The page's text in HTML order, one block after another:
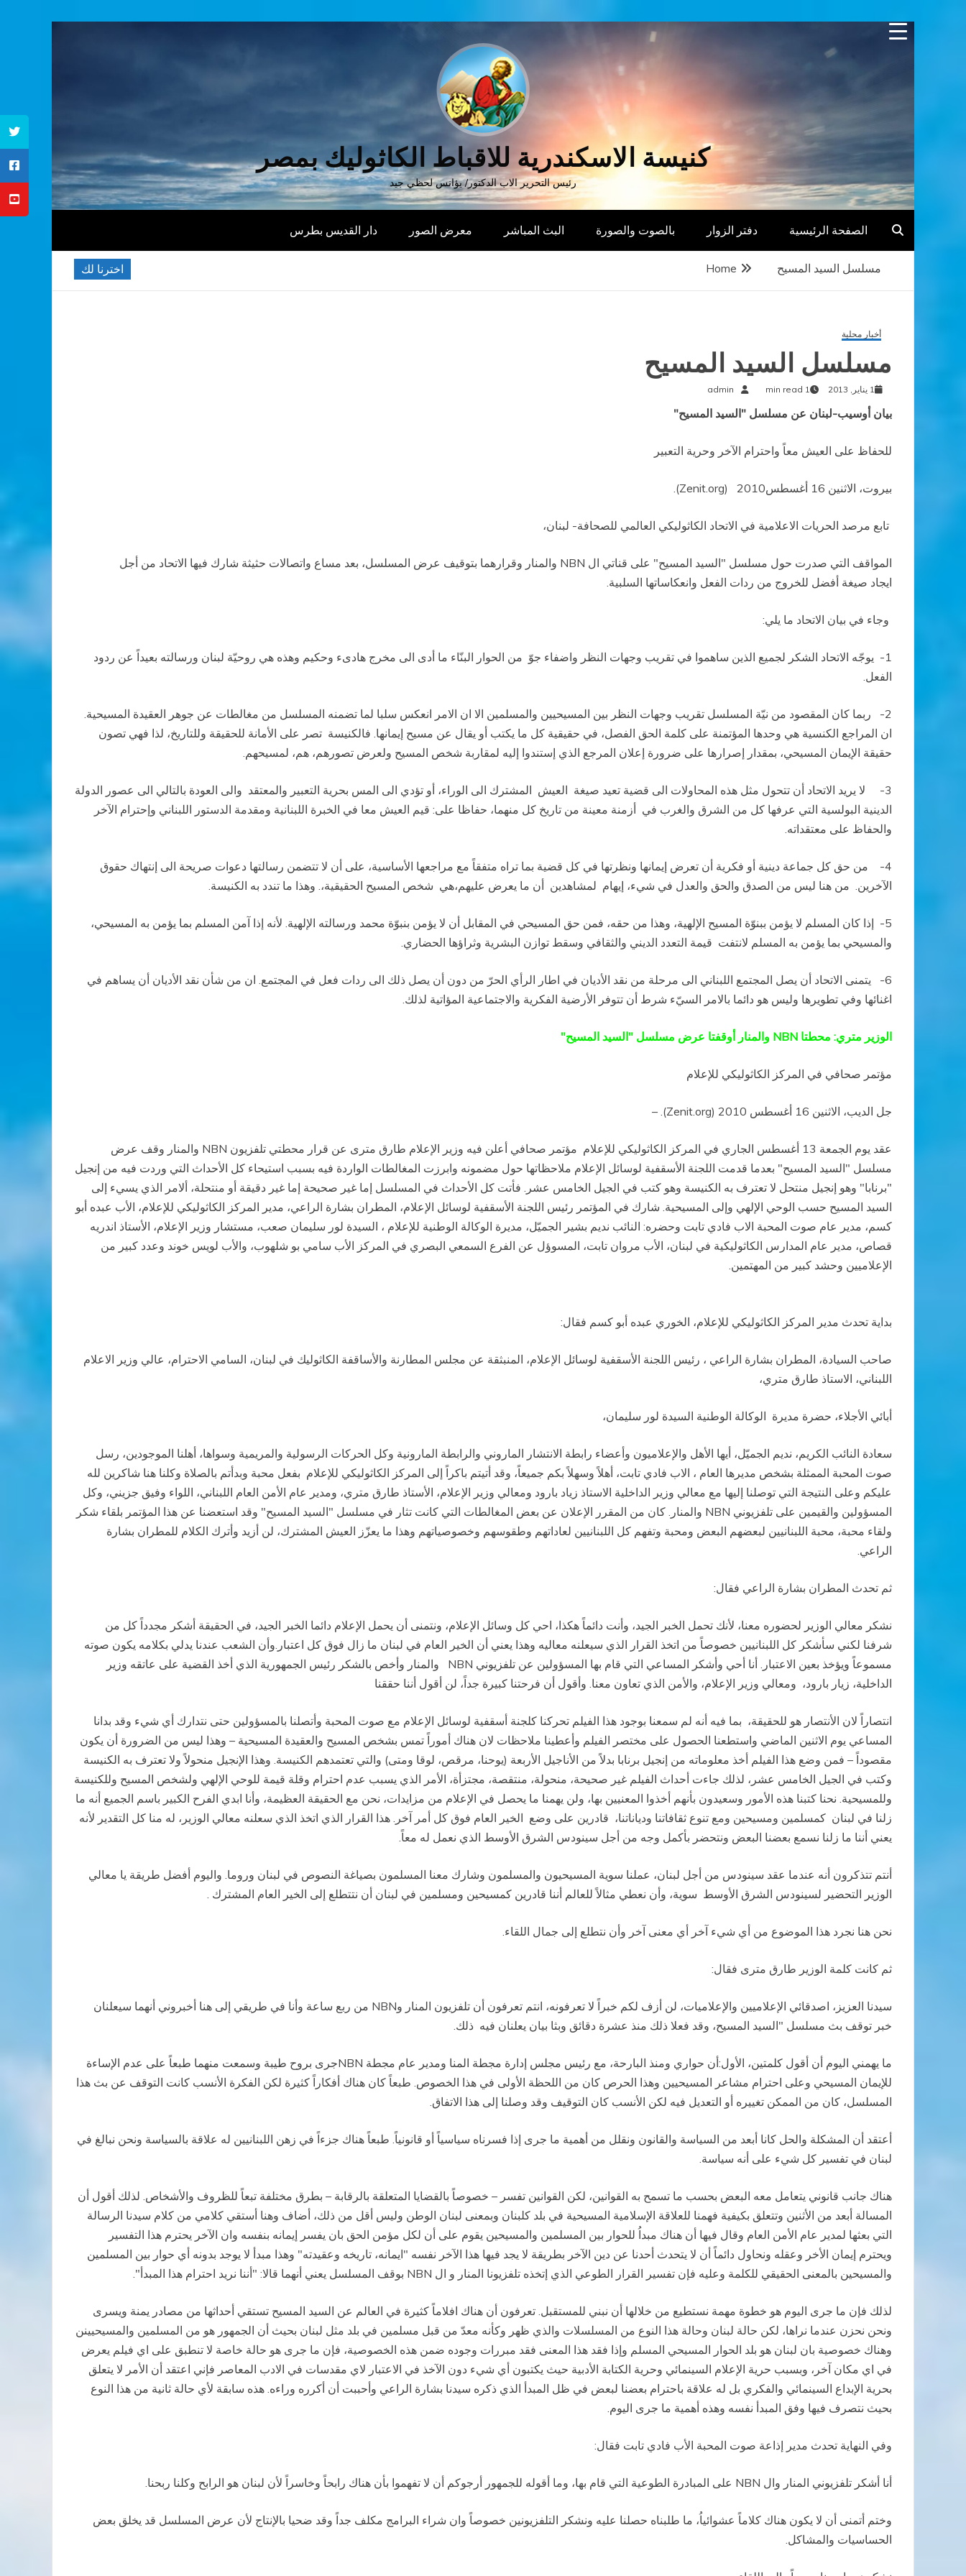
Skip
كنيسة الاسكندرية للاقباط الكاثوليك بمصر
رئيس التحرير الاب الدكتور/ يؤانس لحظي جيد
الصفحة الرئيسية دفتر الزوار بالصوت والصورة البث المباشر معرض الصور دار القديس بطرس
اخترنا لك Home مسلسل السيد المسيح
أخبار محلية
مسلسل السيد المسيح
1 يناير, 2013 1 min read
admin
بيان أوسيب-لبنان عن مسلسل "السيد المسيح"
للحفاظ على العيش معاً واحترام الآخر وحرية التعبير
بيروت، الاثنين 16 أغسطس2010 (
Zenit.org
).
تابع مرصد الحريات الاعلامية في الاتحاد الكاثوليكي العالمي للصحافة- لبنان،
المواقف التي صدرت حول مسلسل "السيد المسيح" على قناتي ال والمنار وقرارهما بتوقيف عرض المسلسل، بعد مساع واتصالات حثيثة شارك فيها الاتحاد من أجل
ايجاد صيغة أفضل للخروج من ردات الفعل وانعكاساتها السلبية.
وجاء في بيان الاتحاد ما يلي:
1- يوجّه الاتحاد الشكر لجميع الذين ساهموا في تقريب وجهات النظر واضفاء جوّ من الحوار البنّاء ما أدى الى مخرج هادىء وحكيم وهذه هي روحيّة لبنان ورسالته بعيداً عن ردود
الفعل.
2- ربما كان المقصود من نيّة المسلسل تقريب وجهات النظر بين المسيحيين والمسلمين الا ان الامر انعكس سلبا لما تضمنه المسلسل من مغالطات عن جوهر العقيدة المسيحية.
ان المراجع الكنسية هي وحدها المؤتمنة على كلمة الحق الفصل، في حقيقية كل ما يكتب أو يقال عن مسيح إيمانها. فالكنيسة تصر على الأمانة للحقيقة وللتاريخ، لذا فهي تصون
حقيقة الإيمان المسيحي، بمقدار إصرارها على ضرورة إعلان المرجع الذي إستندوا إليه لمقاربة شخص المسيح ولعرض تصورهم، هم، لمسيحهم.
3- لا يريد الاتحاد أن تتحول مثل هذه المحاولات الى قضية تعيد صيغة العيش المشترك الى الوراء، أو تؤدي الى المس بحرية التعبير والمعتقد والى العودة بالتالي الى عصور الدولة
الدينية البولسية التي عرفها كل من الشرق والغرب في أزمنة معينة من تاريخ كل منهما، حفاظا على: قيم العيش معا في الخبرة اللبنانية ومقدمة الدستور اللبناني وإحترام الآخر
والحفاظ على معتقداته.
4- من حق كل جماعة دينية أو فكرية أن تعرض إيمانها ونظرتها في كل قضية بما تراه متفقاً مع مراجعها الأساسية، على أن لا تتضمن رسالتها دعوات صريحة الى إنتهاك حقوق
الآخرين. من هنا ليس من الصدق والحق والعدل في شيء، إيهام لمشاهدين أن ما يعرض عليهم،هي شخص المسيح الحقيقية،. وهذا ما تندد به الكنيسة.
5- إذا كان المسلم لا يؤمن ببنوّة المسيح الإلهية، وهذا من حقه، فمن حق المسيحي في المقابل أن لا يؤمن بنبوّة محمد ورسالته الإلهية. لأنه إذا آمن المسلم بما يؤمن به المسيحي،
والمسيحي بما يؤمن به المسلم لانتفت قيمة التعدد الديني والثقافي وسقط توازن البشرية وثراؤها الحضاري.
6- يتمنى الاتحاد أن يصل المجتمع اللبناني الى مرحلة من نقد الأديان في اطار الرأي الحرّ من دون أن يصل ذلك الى ردات فعل في المجتمع. ان من شأن نقد الأديان أن يساهم في
اغنائها وفي تطويرها وليس هو دائما بالامر السيّء شرط أن تتوفر الأرضية الفكرية والاجتماعية المؤاتية لذلك.
الوزير متري: محطتا والمنار أوقفتا عرض مسلسل "السيد المسيح"
مؤتمر صحافي في المركز الكاثوليكي للإعلام
جل الديب، الاثنين 16 أغسطس 2010 (
Zenit.org
). –
عقد يوم الجمعة 13 أغسطس الجاري في المركز الكاثوليكي للإعلام مؤتمر صحافي أعلن فيه وزير الإعلام طارق مترى عن قرار محطتي تلفزيون
والمنار وقف عرض
مسلسل "السيد المسيح" بعدما قدمت اللجنة الأسقفية لوسائل الإعلام ملاحظاتها حول مضمونه وابرزت المغالطات الواردة فيه بسبب استيحاء كل الأحداث التي وردت فيه من إنجيل
"برنابا" وهو إنجيل منتحل لا تعترف به الكنيسة وهو كتب في الجيل الخامس عشر. فأتت كل الأحداث في المسلسل إما غير صحيحة إما غير دقيقة أو منتحلة، ألامر الذي يسيء إلى
السيد المسيح حسب الوحي الإلهي وإلى المسيحية. شارك في المؤتمر رئيس اللجنة الأسقفية لوسائل الإعلام، المطران بشارة الراعي، مدير المركز الكاثوليكي للإعلام، الأب عبده أبو
كسم، مدير عام صوت المحبة الاب فادي تابت وحضره: النائب نديم بشير الجميّل، مديرة الوكالة الوطنية للإعلام ، السيدة لور سليمان صعب، مستشار وزير الإعلام، الأستاذ اندريه
قصاص، مدير عام المدارس الكاثوليكية في لبنان، الأب مروان تابت، المسوؤل عن الفرع السمعي البصري في المركز الأب سامي بو شلهوب، والأب لويس خوند وعدد كبير من
الإعلاميين وحشد كبير من المهتمين.
بداية تحدث مدير المركز الكاثوليكي للإعلام، الخوري عبده أبو كسم فقال:
صاحب السيادة، المطران بشارة الراعي ، رئيس اللجنة الأسقفية لوسائل الإعلام، المنبثقة عن مجلس المطارنة والأساقفة الكاثوليك في لبنان، السامي الاحترام، عالي وزير الاعلام
اللبناني، الاستاذ طارق متري،
أبائي الأجلاء، حضرة مديرة الوكالة الوطنية السيدة لور سليمان،
سعادة النائب الكريم، نديم الجميّل، أيها الأهل والإعلاميون وأعضاء رابطة الانتشار الماروني والرابطة المارونية وكل الحركات الرسولية والمريمية وسواها، أهلنا الموجودين، رسل
صوت المحبة الممثلة بشخص مديرها العام ، الاب فادي تابت، أهلاً وسهلاً بكم جميعاً، وقد أتيتم باكراً إلى المركز الكاثوليكي للإعلام بفعل محبة وبدأتم بالصلاة وكلنا هنا شاكرين لله
عليكم وعلى النتيجة التي توصلنا إليها مع معالي وزير الداخلية الاستاذ زياد بارود ومعالي وزير الإعلام، الأستاذ طارق متري، ومدير عام الأمن العام اللبناني، اللواء وفيق جزيني، وكل
المسؤولين والقيمين على تلفزيوني
والمنار. كان من المقرر الإعلان عن بعض المغالطات التي كانت تثار في مسلسل "السيد المسيح" وقد استعضنا عن هذا المؤتمر بلقاء شكر
ولقاء محبة، محبة اللبنانيين لبعضهم البعض ومحبة وتفهم كل اللبنانيين لعاداتهم وطقوسهم وخصوصياتهم وهذا ما يعزّز العيش المشترك، لن أزيد وأترك الكلام للمطران بشارة
الراعي.
ثم تحدث المطران بشارة الراعي فقال:
نشكر معالي الوزير لحضوره معنا، لأنك تحمل الخبر الجيد، وأنت دائماً هكذا، احي كل وسائل الإعلام، ونتمنى أن يحمل الإعلام دائما الخبر الجيد، في الحقيقة أشكر مجدداً كل من
شرفنا لكني سأشكر كل اللبنانيين خصوصاً من اتخذ القرار الذي سيعلنه معاليه وهذا يعني أن الخير العام في لبنان ما زال فوق كل اعتبار.وأن الشعب عندنا يدلي بكلامه يكون صوته
مسموعاً ويؤخذ بعين الاعتبار. أنا أحي وأشكر المساعي التي قام بها المسؤولين عن تلفزيوني
والمنار وأخص بالشكر رئيس الجمهورية الذي أخذ القضية على عاتقه وزير
الداخلية، زيار بارود، ومعالي وزير الإعلام، والأمن الذي تعاون معنا. وأقول أن فرحتنا كبيرة جداً، لن أقول أننا حققنا
انتصاراً لان الأنتصار هو للحقيقة، بما فيه أنه لم سمعنا بوجود هذا الفيلم تحركنا كلجنة أسقفية لوسائل الإعلام مع صوت المحبة وأتصلنا بالمسؤولين حتى نتدارك أي شيء وقد بدانا
المساعي يوم الاثنين الماضي واستطعنا الحصول على مختصر الفيلم وأعطينا ملاحظات لان هناك أموراً تمس بشخص المسيح والعقيدة المسيحية – وهذا ليس من الضرورة أن يكون
مقصوداً – فمن وضع هذا الفيلم أخذ معلوماته من إنجيل برنابا بدلاً من الأناجيل الأربعة (يوحنا، مرقص، لوقا ومتى) والتي تعتمدهم الكنيسة. وهذا الإنجيل منحولاً ولا تعترف به الكنيسة
وكتب في الجيل الخامس عشر، لذلك جاءت أحداث الفيلم غير صحيحة، منحولة، منتقصة، مجتزأة، الأمر الذي يسبب عدم احترام وقلة قيمة للوحي الإلهي ولشخص المسيح وللكنيسة
وللمسيحية. نحنا كتبنا هذه الأمور وسعيدون بأنهم أخذوا المعنيين بها، ولن يهمنا ما يحصل في الإعلام من مزايدات، نحن مع الحقيقة العظيمة، وأنا ابدي الفرح الكبير باسم الجميع أنه ما
زلنا في لبنان كمسلمين ومسيحين ومع تنوع ثقافاتنا ودياناتنا، قادرين على وضع الخير العام فوق كل أمر آخر. هذا القرار الذي اتخذ الذي سعلنه معالي الوزير، له منا كل التقدير لأنه
يعني أننا ما زلنا نسمع بعضنا البعض ونتحضر بأكمل وجه من أجل سينودس الشرق الأوسط الذي نعمل له معاً.
أنتم تتذكرون أنه عندما عقد سينودس من أجل لبنان، عملنا سوية المسيحيون والمسلمون وشارك معنا المسلمون بصياغة النصوص في لبنان وروما. واليوم أفضل طريقة يا معالي
الوزير التحضير لسينودس الشرق الأوسط سوية، وأن نعطي مثالاً للعالم أننا قادرين كمسيحين ومسلمين في لبنان أن نتتطلع إلى الخير العام المشترك .
نحن هنا نجرد هذا الموضوع من أي شيء آخر أي معنى آخر وأن نتطلع إلى جمال اللقاء.
ثم كانت كلمة الوزير طارق مترى فقال:
سيدنا العزيز، اصدقائي الإعلاميين والإعلاميات، لن أزف لكم خبراً لا تعرفونه، انتم تعرفون أن تلفزيون المنار وNBN من ربع ساعة وأنا في طريقي إلى هنا أخبروني أنهما سيعلنان
خبر توقف بث مسلسل "السيد المسيح، وقد فعلا ذلك منذ عشرة دقائق وبثا بيان يعلنان فيه ذلك.
ما يهمني اليوم أن أقول كلمتين، الأول:أن حواري ومنذ البارحة، مع رئيس مجلس إدارة مجطة المنا ومدير عام مجطة
جرى بروح طيبة وسمعت منهما طبعاً على عدم الإساءة
للإيمان المسيحي وعلى احترام مشاعر المسيحيين وهذا الحرص كان من اللحظة الأولى في هذا الخصوص. طبعاً كان هناك أفكاراً كثيرة لكن الفكرة الأنسب كانت التوقف عن بث هذا
المسلسل، كان من الممكن تغييره أو التعديل فيه لكن الأنسب كان التوقيف وقد وصلنا إلى هذا الاتفاق.
أعتقد أن المشكلة والحل كانا أبعد من السياسة والقانون ونقلل من أهمية ما جرى إذا فسرناه سياسياً أو قانونياً. طبعاً هناك جزءاً في زهن اللبنانيين له علاقة بالسياسة ونحن نبالغ في
لبنان في تفسير كل شيء على أنه سياسة.
هناك جانب قانوني يتعامل معه البعض بحسب ما تسمح به القوانين، لكن القوانين تفسر – خصوصاً بالقضايا المتعلقة بالرقابة – بطرق مختلفة تبعاً للظروف والأشخاص. لذلك أقول أن
المسالة أبعد من الأثنين وتتعلق بكيفية فهمنا للعلاقة الإسلامية المسيحية في بلد كلبنان وبمعنى لبنان الوطن وليس أقل من ذلك، أضاف وهنا أستقي كلامي من كلام سيدنا الرسالة
التي بعثها لمدير عام الأمن العام وقال فيها أن هناك مبداُ للحوار بين المسلمين والمسيحين يقوم على أن لكل مؤمن الحق بان يفسر إيمانه بنفسه وان الآخر يحترم هذا التفسير
ويحترم إيمان الأخر وعقله ونحاول دائماً أن لا يتحدث أحدنا عن دين الآخر بطريقة لا يجد فيها هذا الآخر نفسه "ايمانه، تاريخه وعقيدته" وهذا مبدأ لا يوجد بدونه أي حوار بين المسلمين
والمسيحين بالمعنى الحقيقي للكلمة وعليه فإن تفسير القرار الطوعي الذي إتخذه تلفزيونا المنار و ال
بوقف المسلسل يعني أنهما قالا: "أننا نريد احترام هذا المبدأ".
لذلك فإن ما جرى اليوم هو خطوة مهمة نستطيع من خلالها أن نبني للمستقبل. تعرفون أن هناك افلاماً كثيرة في العالم عن السيد المسيح تستقي أحداثها من مصادر يمنة ويسرى
ونحن نحزن عندما نراها، لكن حالة لبنان وحالة هذا النوع من المسلسلات والذي ظهر وكأنه معدّ من قبل مسلمين في بلد مثل لبنان بحيث أن الجمهور هو من المسلمين والمسيحيينن
وهناك خصوصية بان لبنان هو بلد الحوار المسيحي المسلم وإذا فقد هذا المعنى فقد مبررات وجوده ضمن هذه الخصوصية، فإن ما جرى هو حالة خاصة لا تنطبق على اي فيلم يعرض
في اي مكان آخر، وبسبب حرية الإعلام السينمائي وحرية الكتابة الأدبية حيث يكتبون أي شيء دون الآخذ في الاعتبار لاي مقدسات في الادب المعاصر فإني اعتقد أن الأمر لا يتعلق
بحرية الإبداع السينمائي والفكري بل له علاقة باحترام بعضنا لبعض في ظل المبدأ الذي ذكره سيدنا بشارة الراعي وأحببت أن أكرره وراءه. هذه سابقة لأي حالة ثانية من هذا النوع
بحيث نتصرف فيها وفق المبدأ نفسه وهذه أهمية ما جرى اليوم.
وفي النهاية تحدث مدير إذاعة صوت المحبة الأب فادي تابت فقال:
أنا أشكر تلفزيوني المنار وال على المبادرة الطوعية التي قام بها، وما أقوله للجمهور أرجوكم أن لا تفهموا بأن هناك رابحاً وخاسراً لأن لبنان هو الرابح وكلنا ربحنا.
وختم أتمنى أن لا يكون هناك كلاماً عشوائياُ، ما طلبناه حصلنا عليه ونشكر التلفزيونين خصوصاً وان شراء البرامج مكلف جداً وقد ضحيا بالإنتاج لأن عرض المسلسل قد يخلق بعض
الحساسيات والمشاكل.